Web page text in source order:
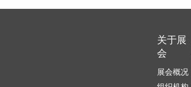
关于展
会
展会概况